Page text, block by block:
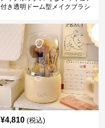
付き透明ドーム型メイクブラシ
¥4,810 (税込)